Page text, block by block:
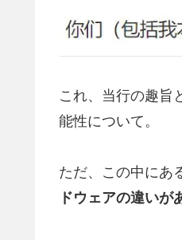
これ、当行の趣旨
能性について。
ただ、この中にあ
ドウェアの違いが